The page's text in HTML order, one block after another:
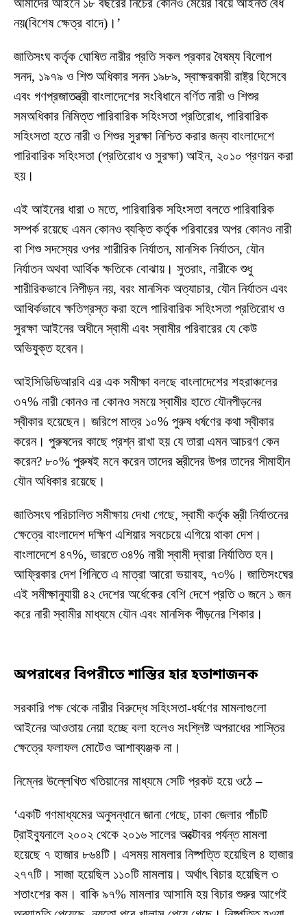
আমাদের আইনে ১৮ বছরের নিচের কোনও মেয়ের বিয়ে আইনত বৈধ
নয়(বিশেষ ক্ষেত্র বাদে)।’
জাতিসংঘ কর্তৃক ঘোষিত নারীর প্রতি সকল প্রকার বৈষম্য বিলোপ
সনদ, ১৯৭৯ ও শিশু অধিকার সনদ ১৯৮৯, স্বাক্ষরকারী রাষ্ট্র হিসেবে
এবং গণপ্রজাতন্ত্রী বাংলাদেশের সংবিধানে বর্ণিত নারী ও শিশুর
সমঅধিকার নিমিত্ত পারিবারিক সহিংসতা প্রতিরোধ, পারিবারিক
সহিংসতা হতে নারী ও শিশুর সুরক্ষা নিশ্চিত করার জন্য বাংলাদেশে
পারিবারিক সহিংসতা (প্রতিরোধ ও সুরক্ষা) আইন, ২০১০ প্রণয়ন করা
হয়।
এই আইনের ধারা ৩ মতে, পারিবারিক সহিংসতা বলতে পারিবারিক
সম্পর্ক রয়েছে এমন কোনও ব্যক্তি কর্তৃক পরিবারের অপর কোনও নারী
বা শিশু সদস্যের ওপর শারীরিক নির্যাতন, মানসিক নির্যাতন, যৌন
নির্যাতন অথবা আর্থিক ক্ষতিকে বোঝায়। সুতরাং, নারীকে শুধু
শারীরিকভাবে নিপীড়ন নয়, বরং মানসিক অত্যাচার, যৌন নির্যাতন এবং
আথির্কভাবে ক্ষতিগ্রস্ত করা হলে পারিবারিক সহিংসতা প্রতিরোধ ও
সুরক্ষা আইনের অধীনে স্বামী এবং স্বামীর পরিবারের যে কেউ
অভিযুক্ত হবেন।
আইসিডিডিআরবি এর এক সমীক্ষা বলছে বাংলাদেশের শহরাঞ্চলের
৩৭% নারী কোনও না কোনও সময়ে স্বামীর হাতে যৌনপীড়নের
স্বীকার হয়েছেন। জরিপে মাত্র ১০% পুরুষ ধর্ষণের কথা স্বীকার
করেন। পুরুষদের কাছে প্রশ্ন রাখা হয় যে তারা এমন আচরণ কেন
করেন? ৮০% পুরুষই মনে করেন তাদের স্ত্রীদের উপর তাদের সীমাহীন
যৌন অধিকার রয়েছে।
জাতিসংঘ পরিচালিত সমীক্ষায় দেখা গেছে, স্বামী কর্তৃক স্ত্রী নির্যাতনের
ক্ষেত্রে বাংলাদেশ দক্ষিণ এশিয়ার সবচেয়ে এগিয়ে থাকা দেশ।
বাংলাদেশে ৪৭%, ভারতে ৩৪% নারী স্বামী দ্বারা নির্যাতিত হন।
আফ্রিকার দেশ গিনিতে এ মাত্রা আরো ভয়াবহ, ৭৩%। জাতিসংঘের
এই সমীক্ষানুযায়ী ৪২ দেশের অর্ধেকের বেশি দেশে প্রতি ৩ জনে ১ জন
করে নারী স্বামীর মাধ্যমে যৌন এবং মানসিক পীড়নের শিকার।
অপরাধেরবিপরীতেশাস্তিরহারহতাশাজনক
সরকারি পক্ষ থেকে নারীর বিরুদ্ধে সহিংসতা-ধর্ষণের মামলাগুলো
আইনের আওতায় নেয়া হচ্ছে বলা হলেও সংশ্লিষ্ট অপরাধের শাস্তির
ক্ষেত্রে ফলাফল মোটেও আশাব্যঞ্জক না।
নিম্নের উল্লেখিত খতিয়ানের মাধ্যমে সেটি প্রকট হয়ে ওঠে –
‘একটি গণমাধ্যমের অনুসন্ধানে জানা গেছে, ঢাকা জেলার পাঁচটি
ট্রাইব্যুনালে ২০০২ থেকে ২০১৬ সালের অক্টোবর পর্যন্ত মামলা
হয়েছে ৭ হাজার ৮৬৪টি। এসময় মামলার নিষ্পত্তি হয়েছিল ৪ হাজার
২৭৭টি। সাজা হয়েছিল ১১০টি মামলায়। অর্থাৎ বিচার হয়েছিল ৩
শতাংশের কম। বাকি ৯৭% মামলার আসামি হয় বিচার শুরুর আগেই